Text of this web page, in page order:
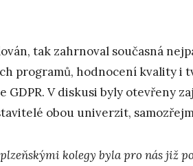
tak zahrnoval současná
programů, hodnocení kvality i
V diskusi byly otevřeny
obou univerzit,
kolegy byla pro nás již